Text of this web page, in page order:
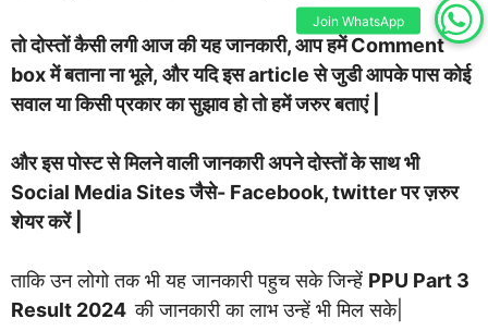
तो दोस्तों कैसी लगी आज की यह जानकारी, आप हमें Comment
box में बताना ना भूले, और यदि इस article से जुडी आपके पास कोई
सवाल या किसी प्रकार का सुझाव हो तो हमें जरुर बताएं |
और इस पोस्ट से मिलने वाली जानकारी अपने दोस्तों के साथ भी
Social Media Sites जैसे- Facebook, twitter पर ज़रुर
शेयर करें |
ताकि उन लोगो तक भी यह जानकारी पहुच सके जिन्हें PPU Part 3
Result 2024की जानकारी का लाभ उन्हें भी मिल सके|
Join WhatsApp